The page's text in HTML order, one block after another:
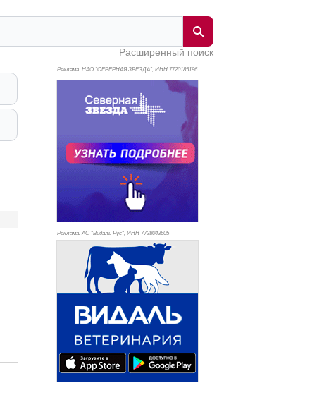
Расширенный поиск
Реклама. НАО "СЕВЕРНАЯ ЗВЕЗДА", ИНН 7720185196
Реклама. АО "Видаль Рус", ИНН 7728043605